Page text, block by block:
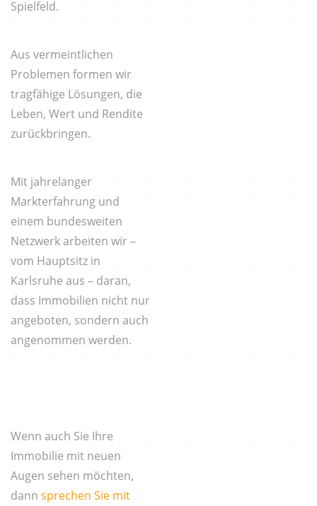
Spielfeld.
Aus vermeintlichen
Problemen formen wir
tragfähige Lösungen, die
Leben, Wert und Rendite
zurückbringen.
Mit jahrelanger
Markterfahrung und
einem bundesweiten
Netzwerk arbeiten wir –
vom Hauptsitz in
Karlsruhe aus – daran,
dass Immobilien nicht nur
angeboten, sondern auch
angenommen werden.
Wenn auch Sie Ihre
Immobilie mit neuen
Augen sehen möchten,
dann sprechen Sie mit